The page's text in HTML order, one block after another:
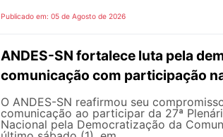
Publicado em: 05 de Agosto de 2026
ANDES-SN fortalece luta pela
comunicação com participação
O ANDES-SN reafirmou seu
comunicação ao participar da 27ª
Nacional pela Democratização da